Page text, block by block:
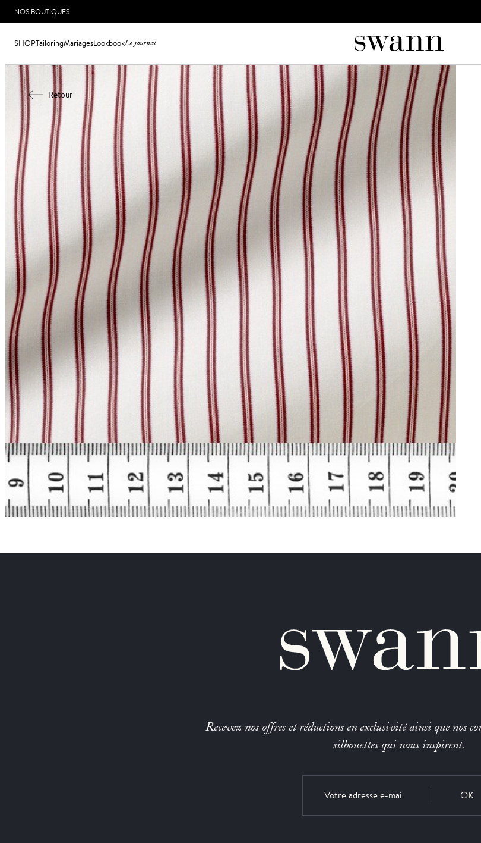
NOS BOUTIQUES
SHOPTailoringMariagesLookbookLe journal
Retour
Recevez nos offres et réductions en exclusivité ainsi que nos
silhouettes qui nous inspirent.
OK